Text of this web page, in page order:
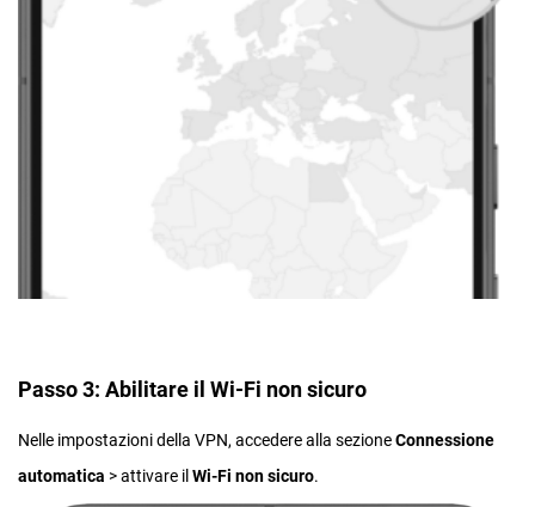
Passo 3: Abilitare il Wi-Fi non sicuro
Nelle impostazioni della VPN, accedere alla sezioneConnessione
automatica > attivare il Wi-Fi non sicuro.